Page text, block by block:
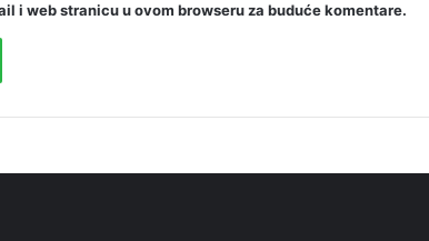
i web stranicu u ovom browseru za buduće komentare.